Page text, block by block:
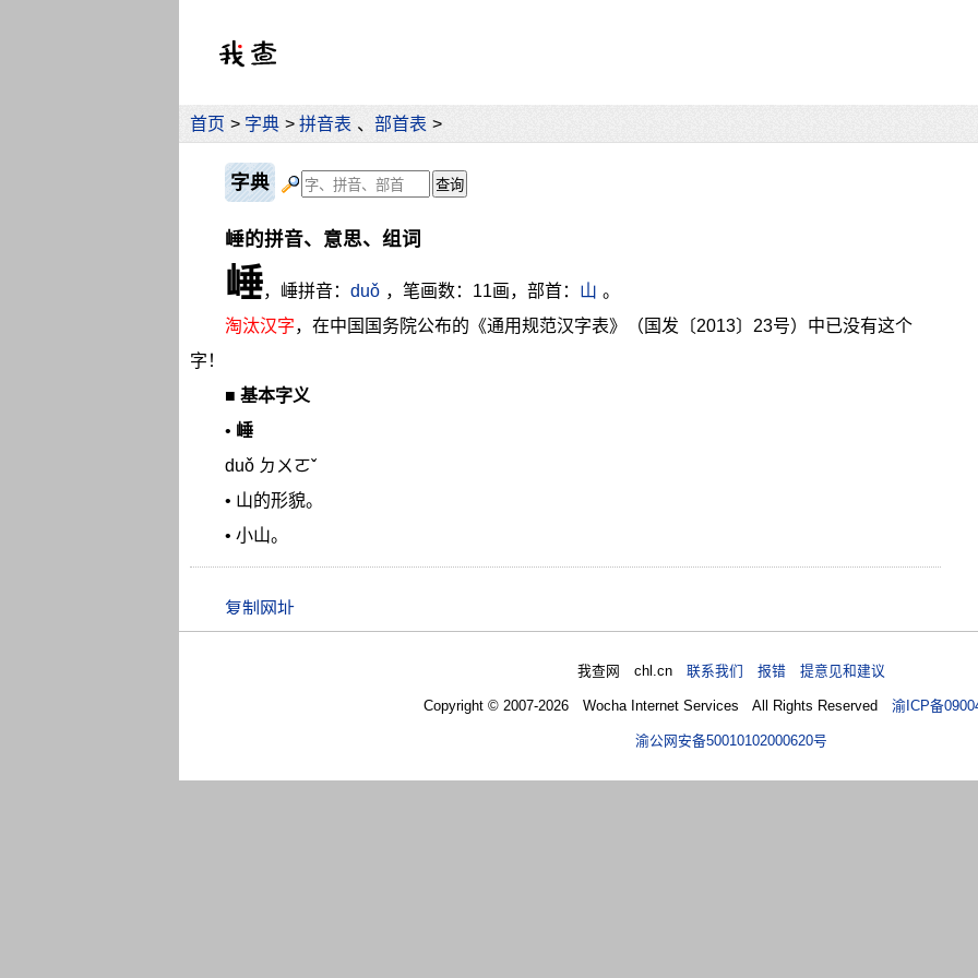
首页 > 字典 > 拼音表 、 部首表 >
字典
崜的拼音、意思、组词
崜，崜拼音： duǒ ，笔画数：11画，部首： 山 。
淘汰汉字，在中国国务院公布的《通用规范汉字表》（国发〔2013〕23号）中已没有这个
字！
■ 基本字义
• 崜
duǒ ㄉㄨㄛˇ
• 山的形貌。
• 小山。
我查网 chl.cn联系我们 报错 提意见和建议
Copyright © 2007-2026 Wocha Internet Services All Rights Reserved渝ICP备
渝公网安备50010102000620号